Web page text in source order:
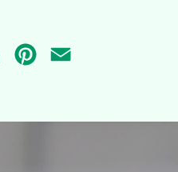
LINKEDINPINTEREST